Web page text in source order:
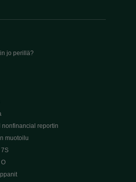
jo perillä?
nonfinancial reportin
muotoilu